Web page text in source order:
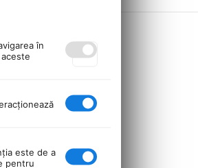
în
este de a
pentru